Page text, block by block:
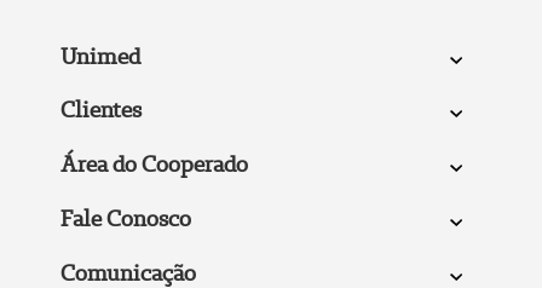
Unimed
Clientes
Área do Cooperado
Fale Conosco
Comunicação